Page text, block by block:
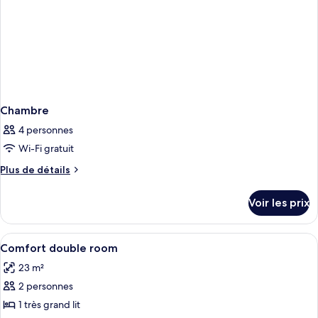
Chambre
4 personnes
Wi-Fi gratuit
Plus de détails
Plus
le
type
de
Chambre
Voir les prix
Afficher
toutes
les
photos
pour
Une chambre à coucher avec un lit,
2
Comfort double room
23 m²
2 personnes
1 très grand lit